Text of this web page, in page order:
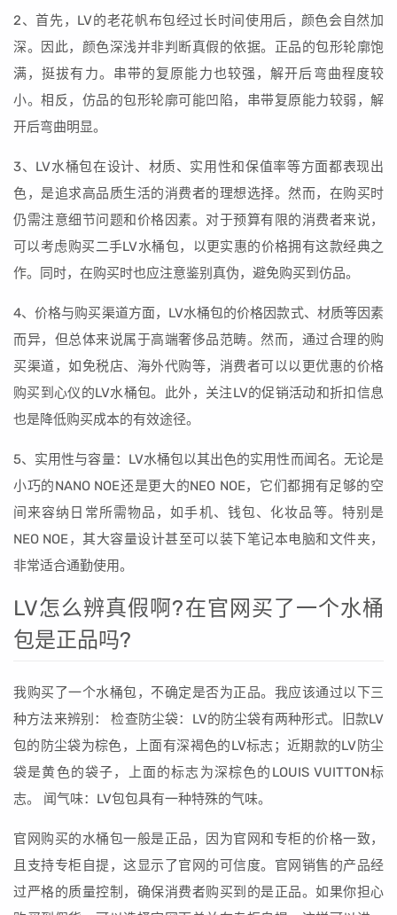
2、首先，LV的老花帆布包经过长时间使用后，颜色会自然加
深。因此，颜色深浅并非判断真假的依据。正品的包形轮廓饱
满，挺拔有力。串带的复原能力也较强，解开后弯曲程度较
小。相反，仿品的包形轮廓可能凹陷，串带复原能力较弱，解
开后弯曲明显。
3、LV水桶包在设计、材质、实用性和保值率等方面都表现出
色，是追求高品质生活的消费者的理想选择。然而，在购买时
仍需注意细节问题和价格因素。对于预算有限的消费者来说，
可以考虑购买二手LV水桶包，以更实惠的价格拥有这款经典之
作。同时，在购买时也应注意鉴别真伪，避免购买到仿品。
4、价格与购买渠道方面，LV水桶包的价格因款式、材质等因素
而异，但总体来说属于高端奢侈品范畴。然而，通过合理的购
买渠道，如免税店、海外代购等，消费者可以以更优惠的价格
购买到心仪的LV水桶包。此外，关注LV的促销活动和折扣信息
也是降低购买成本的有效途径。
5、实用性与容量：LV水桶包以其出色的实用性而闻名。无论是
小巧的NANO NOE还是更大的NEO NOE，它们都拥有足够的空
间来容纳日常所需物品，如手机、钱包、化妆品等。特别是
NEO NOE，其大容量设计甚至可以装下笔记本电脑和文件夹，
非常适合通勤使用。
LV怎么辨真假啊?在官网买了一个水桶
包是正品吗?
我购买了一个水桶包，不确定是否为正品。我应该通过以下三
种方法来辨别： 检查防尘袋：LV的防尘袋有两种形式。旧款LV
包的防尘袋为棕色，上面有深褐色的LV标志；近期款的LV防尘
袋是黄色的袋子，上面的标志为深棕色的LOUIS VUITTON标
志。 闻气味：LV包包具有一种特殊的气味。
官网购买的水桶包一般是正品，因为官网和专柜的价格一致，
且支持专柜自提，这显示了官网的可信度。官网销售的产品经
过严格的质量控制，确保消费者购买到的是正品。如果你担心